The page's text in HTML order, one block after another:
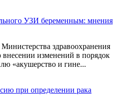
УЗИ беременным: мнения
здравоохранения
изменений в порядок
«акушерство и гине...
при определении рака